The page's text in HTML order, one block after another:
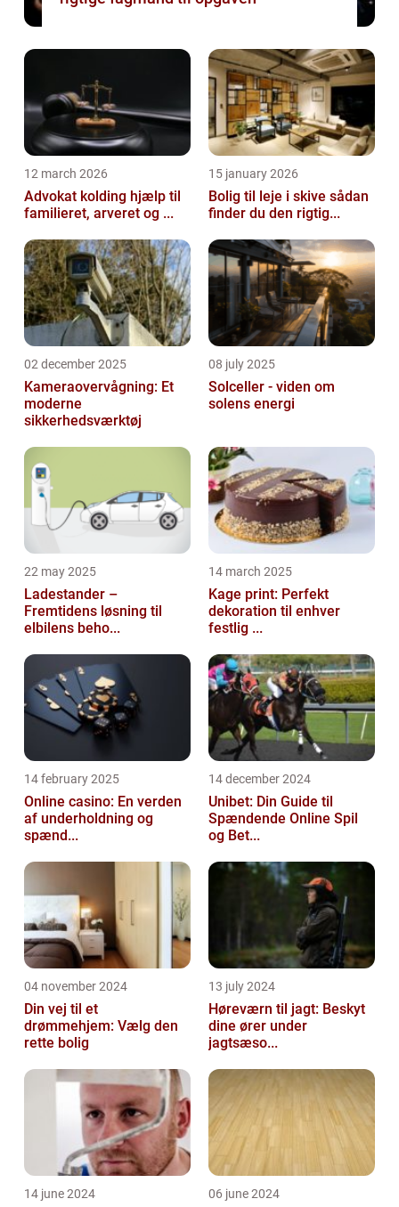
12 march 2026
Advokat kolding hjælp til
familieret, arveret og ...
15 january 2026
Bolig til leje i skive sådan
finder du den rigtig...
02 december 2025
Kameraovervågning: Et
moderne
sikkerhedsværktøj
08 july 2025
Solceller - viden om
solens energi
22 may 2025
Ladestander –
Fremtidens løsning til
elbilens beho...
14 march 2025
Kage print: Perfekt
dekoration til enhver
festlig ...
14 february 2025
Online casino: En verden
af underholdning og
spænd...
14 december 2024
Unibet: Din Guide til
Spændende Online Spil
og Bet...
04 november 2024
Din vej til et
drømmehjem: Vælg den
rette bolig
13 july 2024
Høreværn til jagt: Beskyt
dine ører under
jagtsæso...
14 june 2024 06 june 2024